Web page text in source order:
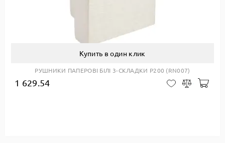
до кошику
Купить в один клик
РУШНИКИ ПАПЕРОВІ БІЛІ 3-СКЛАДКИ Р200 (RN007)
1 629.54 В закладки
Сравнить